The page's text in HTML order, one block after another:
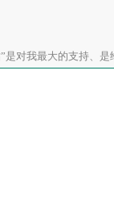
是对我最大的支持、